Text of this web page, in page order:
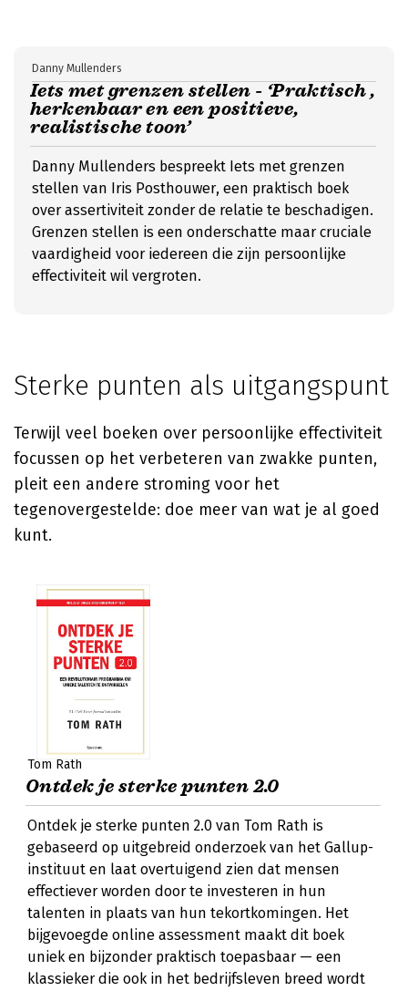
Iets met grenzen stellen - ‘Praktisch ,
herkenbaar en een positieve,
realistische toon’
Danny Mullenders
Danny Mullenders bespreekt Iets met grenzen
stellen van Iris Posthouwer, een praktisch boek
over assertiviteit zonder de relatie te beschadigen.
Grenzen stellen is een onderschatte maar cruciale
vaardigheid voor iedereen die zijn persoonlijke
effectiviteit wil vergroten.
Sterke punten als uitgangspunt
Terwijl veel boeken over persoonlijke effectiviteit
focussen op het verbeteren van zwakke punten,
pleit een andere stroming voor het
tegenovergestelde: doe meer van wat je al goed
kunt.
Tom Rath
Ontdek je sterke punten 2.0
Ontdek je sterke punten 2.0 van Tom Rath is
gebaseerd op uitgebreid onderzoek van het Gallup-
instituut en laat overtuigend zien dat mensen
effectiever worden door te investeren in hun
talenten in plaats van hun tekortkomingen. Het
bijgevoegde online assessment maakt dit boek
uniek en bijzonder praktisch toepasbaar — een
klassieker die ook in het bedrijfsleven breed wordt